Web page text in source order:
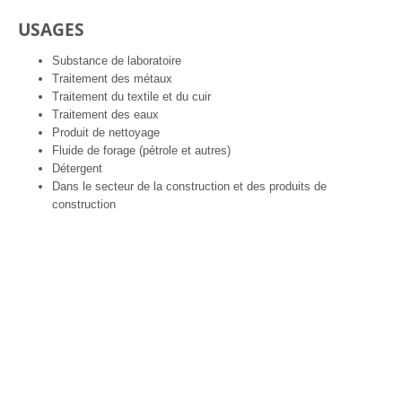
USAGES
Substance de laboratoire
Traitement des métaux
Traitement du textile et du cuir
Traitement des eaux
Produit de nettoyage
Fluide de forage (pétrole et autres)
Détergent
Dans le secteur de la construction et des produits de
construction